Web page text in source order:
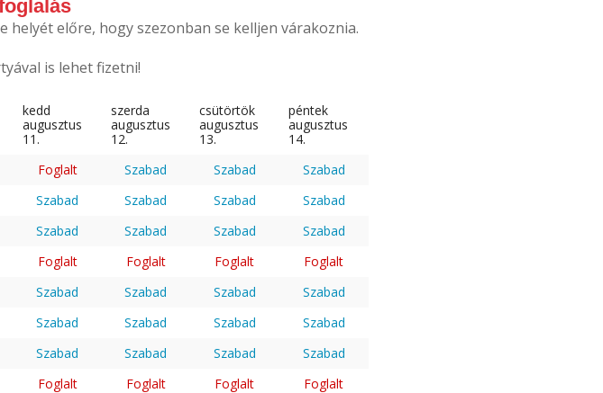
helyét előre, hogy szezonban se kelljen várakoznia.
is lehet fizetni!
kedd
augusztus
11.
szerda
augusztus
12.
csütörtök
augusztus
13.
péntek
augusztus
14.
Foglalt Szabad Szabad
Szabad
Szabad Szabad Szabad
Szabad
Szabad Szabad Szabad
Szabad
Foglalt Foglalt Foglalt
Foglalt
Szabad Szabad Szabad
Szabad
Szabad Szabad Szabad
Szabad
Szabad Szabad Szabad
Szabad
Foglalt Foglalt Foglalt
Foglalt